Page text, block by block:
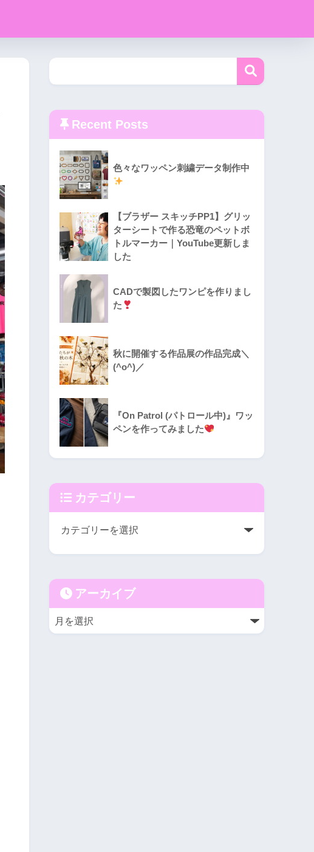
Recent Posts
色々なワッペン刺繍データ制作中
【ブラザー スキッチPP1】グリッ
ターシートで作る恐竜のペットボ
トルマーカー｜YouTube更新しま
した
CADで製図したワンピを作りまし
た
秋に開催する作品展の作品完成＼
(^o^)／
『On Patrol (パトロール中)』ワッ
ペンを作ってみました
カテゴリー
アーカイブ